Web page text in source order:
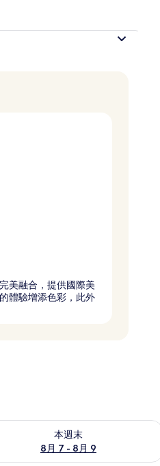
美融合，提供國際美
體驗增添色彩，此外
本週末
8月 7 - 8月 9
週末 (8月 7 - 8月 9) 的供應情況